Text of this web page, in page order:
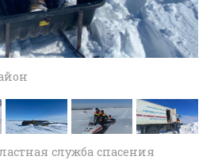
служба спасения